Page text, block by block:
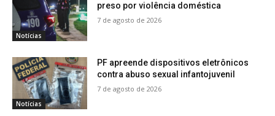
Notícias
preso por violência doméstica
7 de agosto de 2026
Notícias
PF apreende dispositivos eletrônicos
contra abuso sexual infantojuvenil
7 de agosto de 2026